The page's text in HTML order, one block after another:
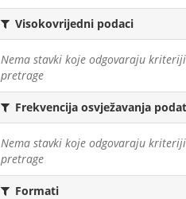
Visokovrijedni podaci
Nema stavki koje odgovaraju
pretrage
Frekvencija osvježavanja
Nema stavki koje odgovaraju
pretrage
Formati